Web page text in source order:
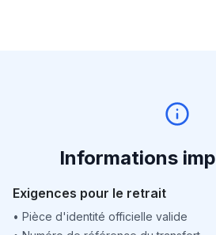
Informations
Exigences pour le retrait
• Pièce d'identité officielle valide